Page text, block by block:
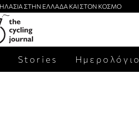
ΣΤΗΝ ΕΛΛΑΔΑ ΚΑΙ ΣΤΟΝ ΚΟΣΜΟ
Stories Ημερολόγιο